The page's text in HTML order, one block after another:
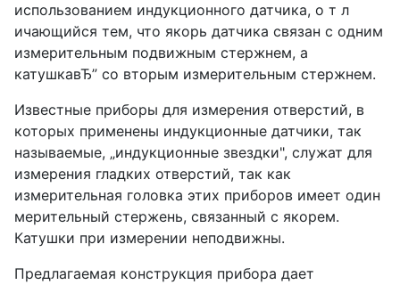
использованием индукционного датчика, о т л
ичающийся тем, что якорь датчика связан с одним
измерительным подвижным стержнем, а
катушкавЂ” со вторым измерительным стержнем.
Известные приборы для измерения отверстий, в
которых применены индукционные датчики, так
называемые, „индукционные звездки", служат для
измерения гладких отверстий, так как
измерительная головка этих приборов имеет один
мерительный стержень, связанный с якорем.
Катушки при измерении неподвижны.
Предлагаемая конструкция прибора дает